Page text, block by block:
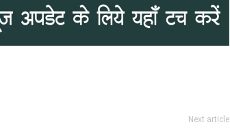
Next article